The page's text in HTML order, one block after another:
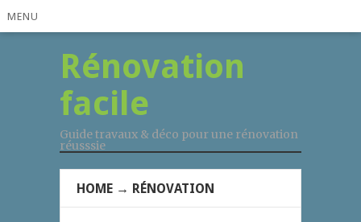
MENU
Rénovation
facile
Guide travaux & déco pour une rénovation
réusssie
HOME → RÉNOVATION